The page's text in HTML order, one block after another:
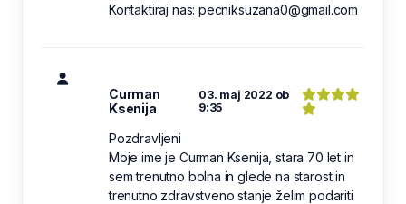
Kontaktiraj nas: pecniksuzana0@gmail.com
Curman
Ksenija
03. maj 2022 ob
9:35
Pozdravljeni
Moje ime je Curman Ksenija, stara 70 let in
sem trenutno bolna in glede na starost in
trenutno zdravstveno stanje želim podariti